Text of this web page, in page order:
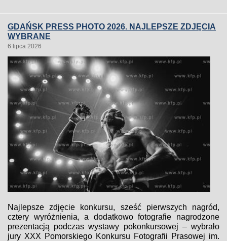
GDAŃSK PRESS PHOTO 2026. NAJLEPSZE ZDJĘCIA
WYBRANE
6 lipca 2026
Najlepsze zdjęcie konkursu, sześć pierwszych nagród,
cztery wyróżnienia, a dodatkowo fotografie nagrodzone
prezentacją podczas wystawy pokonkursowej – wybrało
jury XXX Pomorskiego Konkursu Fotografii Prasowej im.